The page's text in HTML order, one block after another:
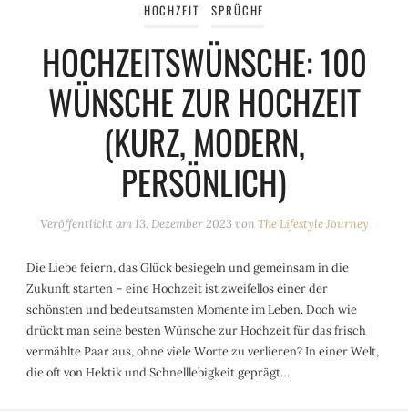
HOCHZEIT SPRÜCHE
HOCHZEITSWÜNSCHE: 100
WÜNSCHE ZUR HOCHZEIT
(KURZ, MODERN,
PERSÖNLICH)
Veröffentlicht am13. Dezember 2023 vonThe Lifestyle Journey
Die Liebe feiern, das Glück besiegeln und gemeinsam in die
Zukunft starten – eine Hochzeit ist zweifellos einer der
schönsten und bedeutsamsten Momente im Leben. Doch wie
drückt man seine besten Wünsche zur Hochzeit für das frisch
vermählte Paar aus, ohne viele Worte zu verlieren? In einer Welt,
die oft von Hektik und Schnelllebigkeit geprägt…